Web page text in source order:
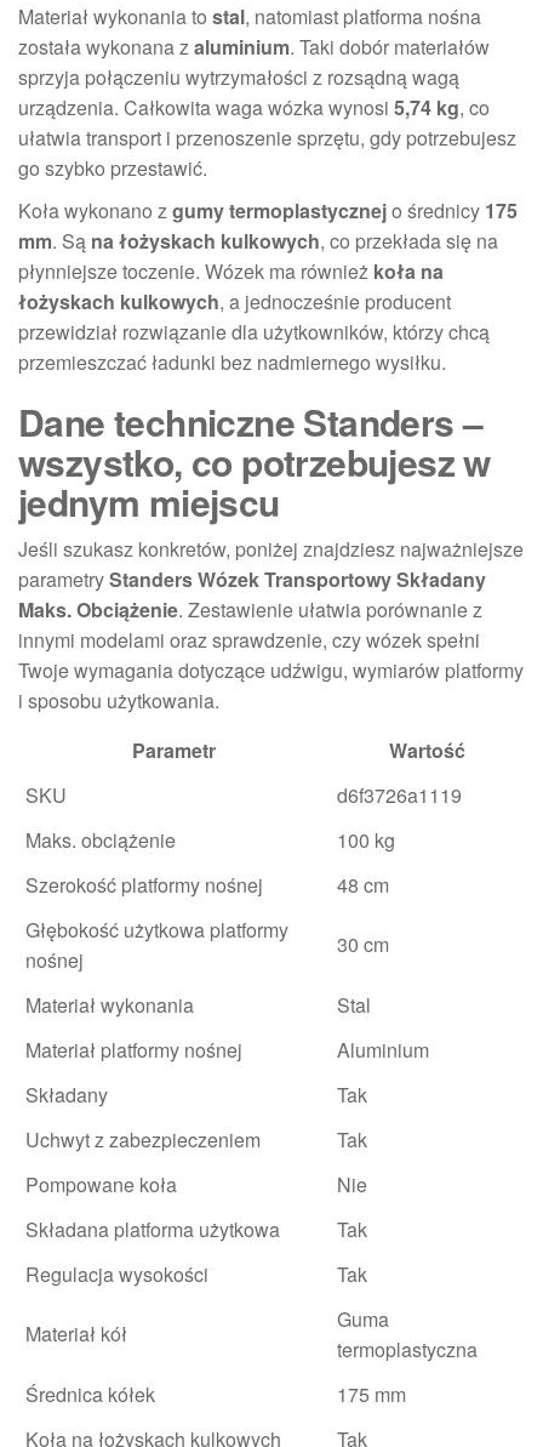
Materiał wykonania to stal, natomiast platforma nośna
została wykonana zaluminium. Taki dobór materiałów
sprzyja połączeniu wytrzymałości z rozsądną wagą
urządzenia. Całkowita waga wózka wynosi 5,74 kg, co
ułatwia transport i przenoszenie sprzętu, gdy potrzebujesz
go szybko przestawić.
Koła wykonano zgumy termoplastycznejo średnicy 175
mm. Są na łożyskach kulkowych, co przekłada się na
płynniejsze toczenie. Wózek ma również koła na
łożyskach kulkowych, a jednocześnie producent
przewidział rozwiązanie dla użytkowników, którzy chcą
przemieszczać ładunki bez nadmiernego wysiłku.
Dane techniczne Standers –
wszystko, co potrzebujesz w
jednym miejscu
Jeśli szukasz konkretów, poniżej znajdziesz najważniejsze
parametryStanders Wózek Transportowy Składany
Maks. Obciążenie. Zestawienie ułatwia porównanie z
innymi modelami oraz sprawdzenie, czy wózek spełni
Twoje wymagania dotyczące udźwigu, wymiarów platformy
i sposobu użytkowania.
Parametr
Wartość
SKU
d6f3726a1119
Maks. obciążenie
100 kg
Szerokość platformy nośnej
48 cm
Głębokość użytkowa platformy
nośnej
30 cm
Materiał wykonania
Stal
Materiał platformy nośnej
Aluminium
Składany
Tak
Uchwyt z zabezpieczeniem
Tak
Pompowane koła
Nie
Składana platforma użytkowa
Tak
Regulacja wysokości
Tak
Materiał kół
Guma
termoplastyczna
Średnica kółek
175 mm
Koła na łożyskach kulkowych
Tak